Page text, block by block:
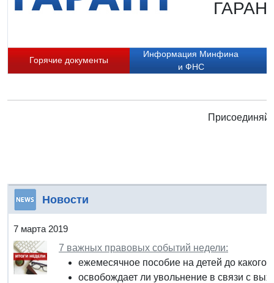
Горячие документы
Информация Минфина
и ФНС
Новости
7 марта 2019
7 важных правовых событий недели:
ежемесячное пособие на детей до какого
освобождает ли увольнение в связи с